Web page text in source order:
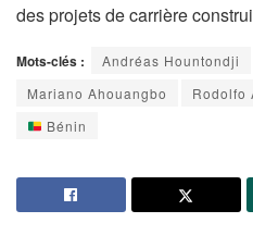
des projets de carrière
Mots-clés : Andréas Hountondji
Mariano Ahouangbo
Rodolfo
Bénin